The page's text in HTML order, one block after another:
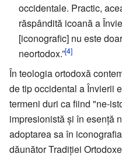
occidentale. Practic,
răspândită icoană a
[iconografic] nu este
neortodox.”[4]
În teologia ortodoxă
de tip occidental a Învierii
termeni duri ca fiind "ne-
impresionistă și în esență
adoptarea sa în
dăunător Tradiției